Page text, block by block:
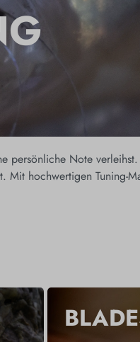
persönliche Note
hochwertigen Tuning-